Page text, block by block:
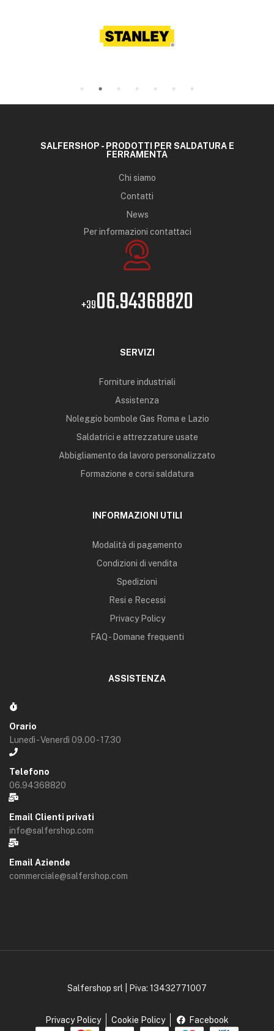
SALFERSHOP - PRODOTTI PER SALDATURA E
FERRAMENTA
Chi siamo
Contatti
News
Per informazioni contattaci
+3906.94368820
SERVIZI
Forniture industriali
Assistenza
Noleggio bombole Gas Roma e Lazio
Saldatrici e attrezzature usate
Abbigliamento da lavoro personalizzato
Formazione e corsi saldatura
INFORMAZIONI UTILI
Modalità di pagamento
Condizioni di vendita
Spedizioni
Resi e Recessi
Privacy Policy
FAQ - Domane frequenti
ASSISTENZA
Orario
Lunedì - Venerdì 09.00 - 17.30
Telefono
06.94368820
Email Clienti privati
info@salfershop.com
Email Aziende
commerciale@salfershop.com
Salfershop srl | Piva: 13432771007
Privacy Policy Cookie Policy Facebook